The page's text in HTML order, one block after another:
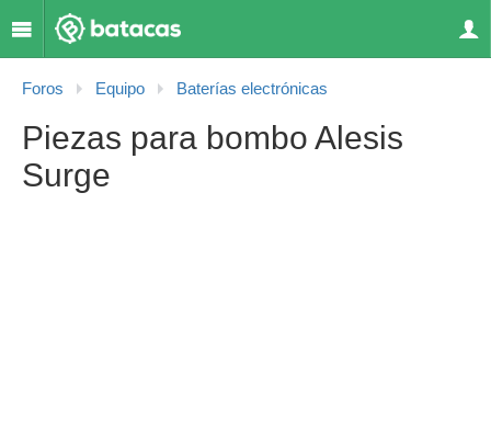
Foros Equipo Baterías electrónicas
Piezas para bombo Alesis
Surge